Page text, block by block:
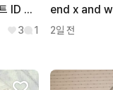
2026 투어스 데코 키트 ID 카드 키링 세트
3 1 2일 전